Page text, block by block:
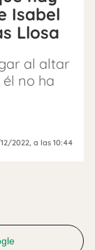
Isabel
Llosa
al altar
no ha
2022 , a las 10:44